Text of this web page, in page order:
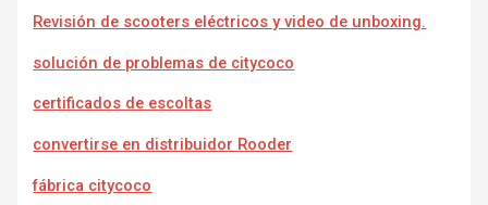
Revisión de scooters eléctricos y video de unboxing.
solución de problemas de citycoco
certificados de escoltas
convertirse en distribuidor Rooder
fábrica citycoco